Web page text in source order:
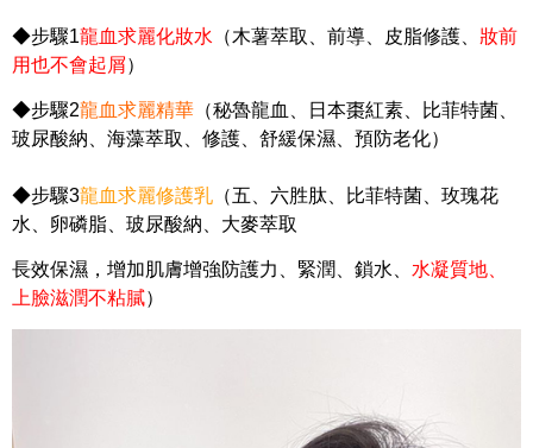
◆步驟1龍血求麗化妝水 （木薯萃取、前導、皮脂修護、 妝前
用也不會起屑）
◆步驟2龍血求麗精華 （秘魯龍血、日本棗紅素、比菲特菌、
玻尿酸納、海藻萃取、 修護、舒緩保濕、預防老化）
◆步驟3龍血求麗修護乳 （五、六胜肽、比菲特菌、玫瑰花
水、卵磷脂、玻尿酸納、大麥萃取
長效保濕，增加肌膚增強防護力、緊潤、鎖水、 水凝質地、
上臉滋潤不粘膩）